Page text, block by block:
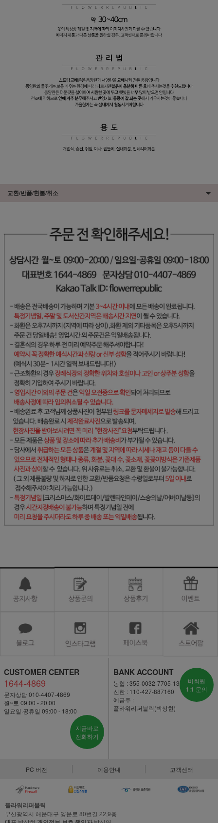
교환/반품/환불/취소
CUSTOMER CENTER
1644-4869
문자상담 010-4407-4869
월~토 09:00 - 20:00
일요일·공휴일 09:00 - 18:00
지금바로
전화하기
BANK ACCOUNT
농협 : 355-0032-7705-13
신한 : 110-427-887160
예금주 :
플라워리퍼블릭(박상현)
비회원
1:1 문의
PC 버전 이용안내 고객센터
플라워리퍼블릭
부산광역시 해운대구 양운로 80번길 22,9층